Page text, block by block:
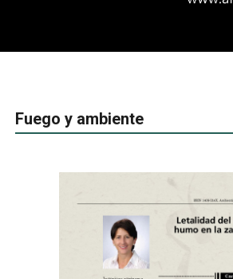
Fuego y ambiente